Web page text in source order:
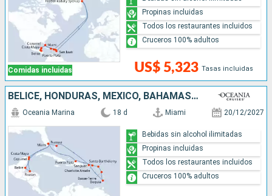
Comidas incluidas US$ 5,323 Tasas incluidas
Propinas incluidas
Todos los restaurantes incluidos
Cruceros 100% adultos
BELICE, HONDURAS, MÉXICO, BAHAMAS, PUERTO RICO, SAN VINCENT Y LAS GRANADINAS, FRANCIA, REPÚBLICA DOMINICANA, ESTADOS UNIDOS
Oceania Marina 18 d Miami 20/12/2027
Bebidas sin alcohol ilimitadas
Propinas incluidas
Todos los restaurantes incluidos
Cruceros 100% adultos